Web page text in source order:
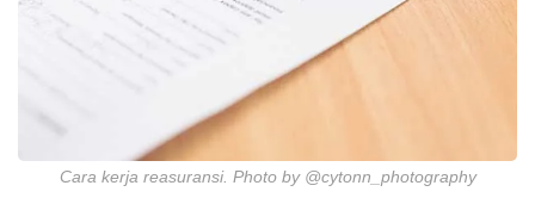
Cara kerja reasuransi. Photo by @cytonn_photography